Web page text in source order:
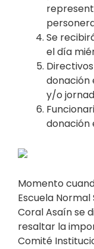
Se
el día
donación
y/o
donación
Momento
Escuela
Coral Asaín se
resaltar la
Comité